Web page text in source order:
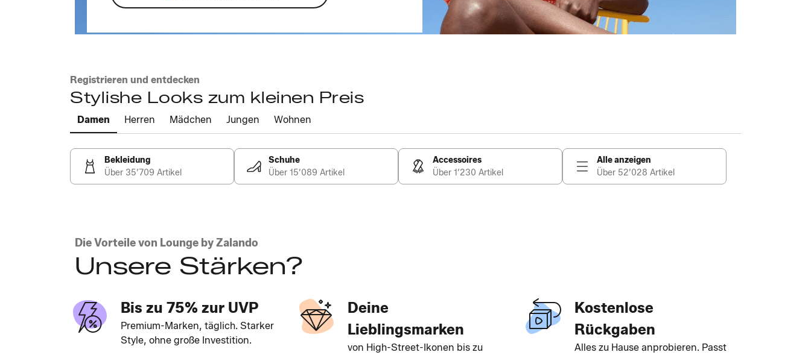
Registrieren und entdecken
Stylishe Looks zum kleinen Preis
Damen Herren Mädchen Jungen Wohnen
Bekleidung
Über 35’709 Artikel
Schuhe
Über 15’089 Artikel
Accessoires
Über 1’230 Artikel
Alle anzeigen
Über 52’028 Artikel
Die Vorteile von Lounge by Zalando
Unsere Stärken?
Bis zu 75% zur UVP
Premium-Marken, täglich. Starker
Style, ohne große Investition.
Deine
Lieblingsmarken
von High-Street-Ikonen bis zu
Kostenlose
Rückgaben
Alles zu Hause anprobieren. Passt